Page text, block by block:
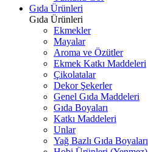
Gıda Ürünleri
Gıda Ürünleri
Ekmekler
Mayalar
Aroma ve Özütler
Ekmek Katkı Maddeleri
Çikolatalar
Dekor Şekerler
Genel Gıda Maddeleri
Gıda Boyaları
Katkı Maddeleri
Unlar
Yağ Bazlı Gıda Boyaları